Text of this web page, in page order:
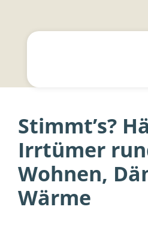
Stimmt’s?
Irrtümer
Wohnen,
Wärme